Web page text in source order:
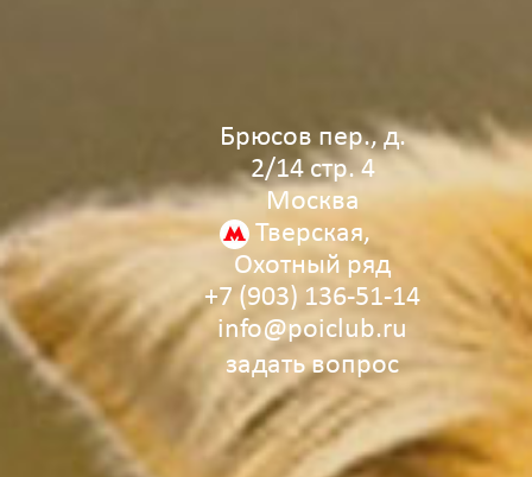
Брюсов пер., д.
2/14 стр. 4
Москва
Тверская,
Охотный ряд
+7 (903) 136‑51‑14
info@poiclub.ru
задать вопрос